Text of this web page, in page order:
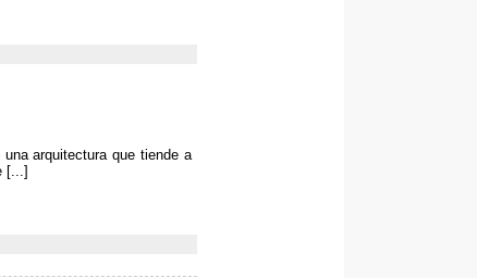
arquitectura que tiende a
[...]